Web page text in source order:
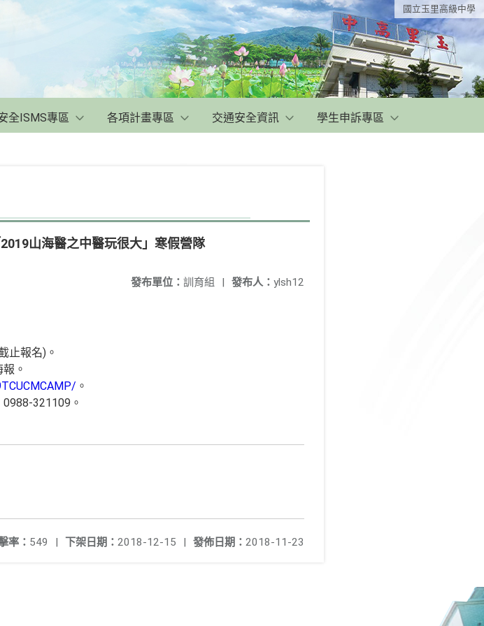
國立玉里高級中學
全ISMS專區 各項計畫專區 交通安全資訊 學生申訴專區
山海醫之中醫玩很大」寒假營隊
發布人： ylsh12
發布單位： 訓育組 |
止報名)。
。
。
321109。
發佈日期： 2018-11-23
下架日期： 2018-12-15 |
率： 549 |